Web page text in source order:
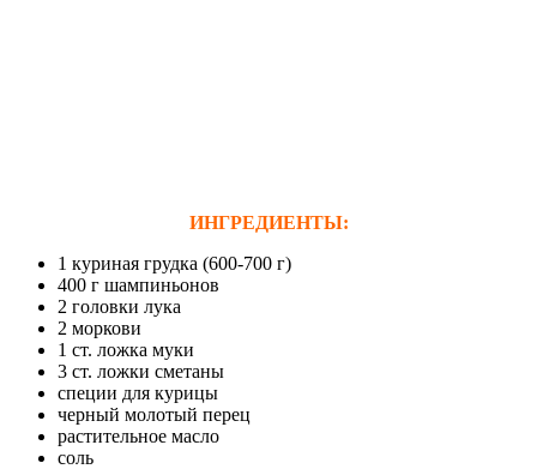
ИНГРЕДИЕНТЫ:
1 куриная грудка (600-700 г)
400 г шампиньонов
2 головки лука
2 моркови
1 ст. ложка муки
3 ст. ложки сметаны
специи для курицы
черный молотый перец
растительное масло
соль